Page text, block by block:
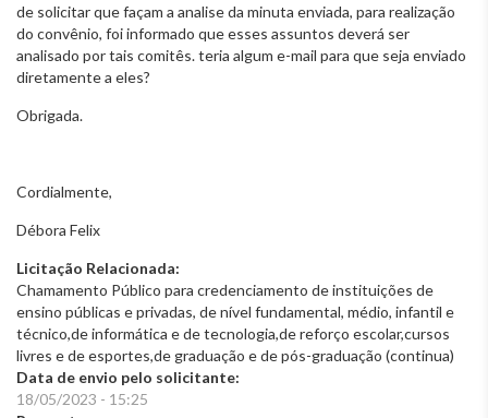
de solicitar que façam a analise da minuta enviada, para realização
do convênio, foi informado que esses assuntos deverá ser
analisado por tais comitês. teria algum e-mail para que seja enviado
diretamente a eles?
Obrigada.
Cordialmente,
Débora Felix
Licitação Relacionada:
Chamamento Público para credenciamento de instituições de
ensino públicas e privadas, de nível fundamental, médio, infantil e
técnico,de informática e de tecnologia,de reforço escolar,cursos
livres e de esportes,de graduação e de pós-graduação (continua)
Data de envio pelo solicitante:
18/05/2023 - 15:25